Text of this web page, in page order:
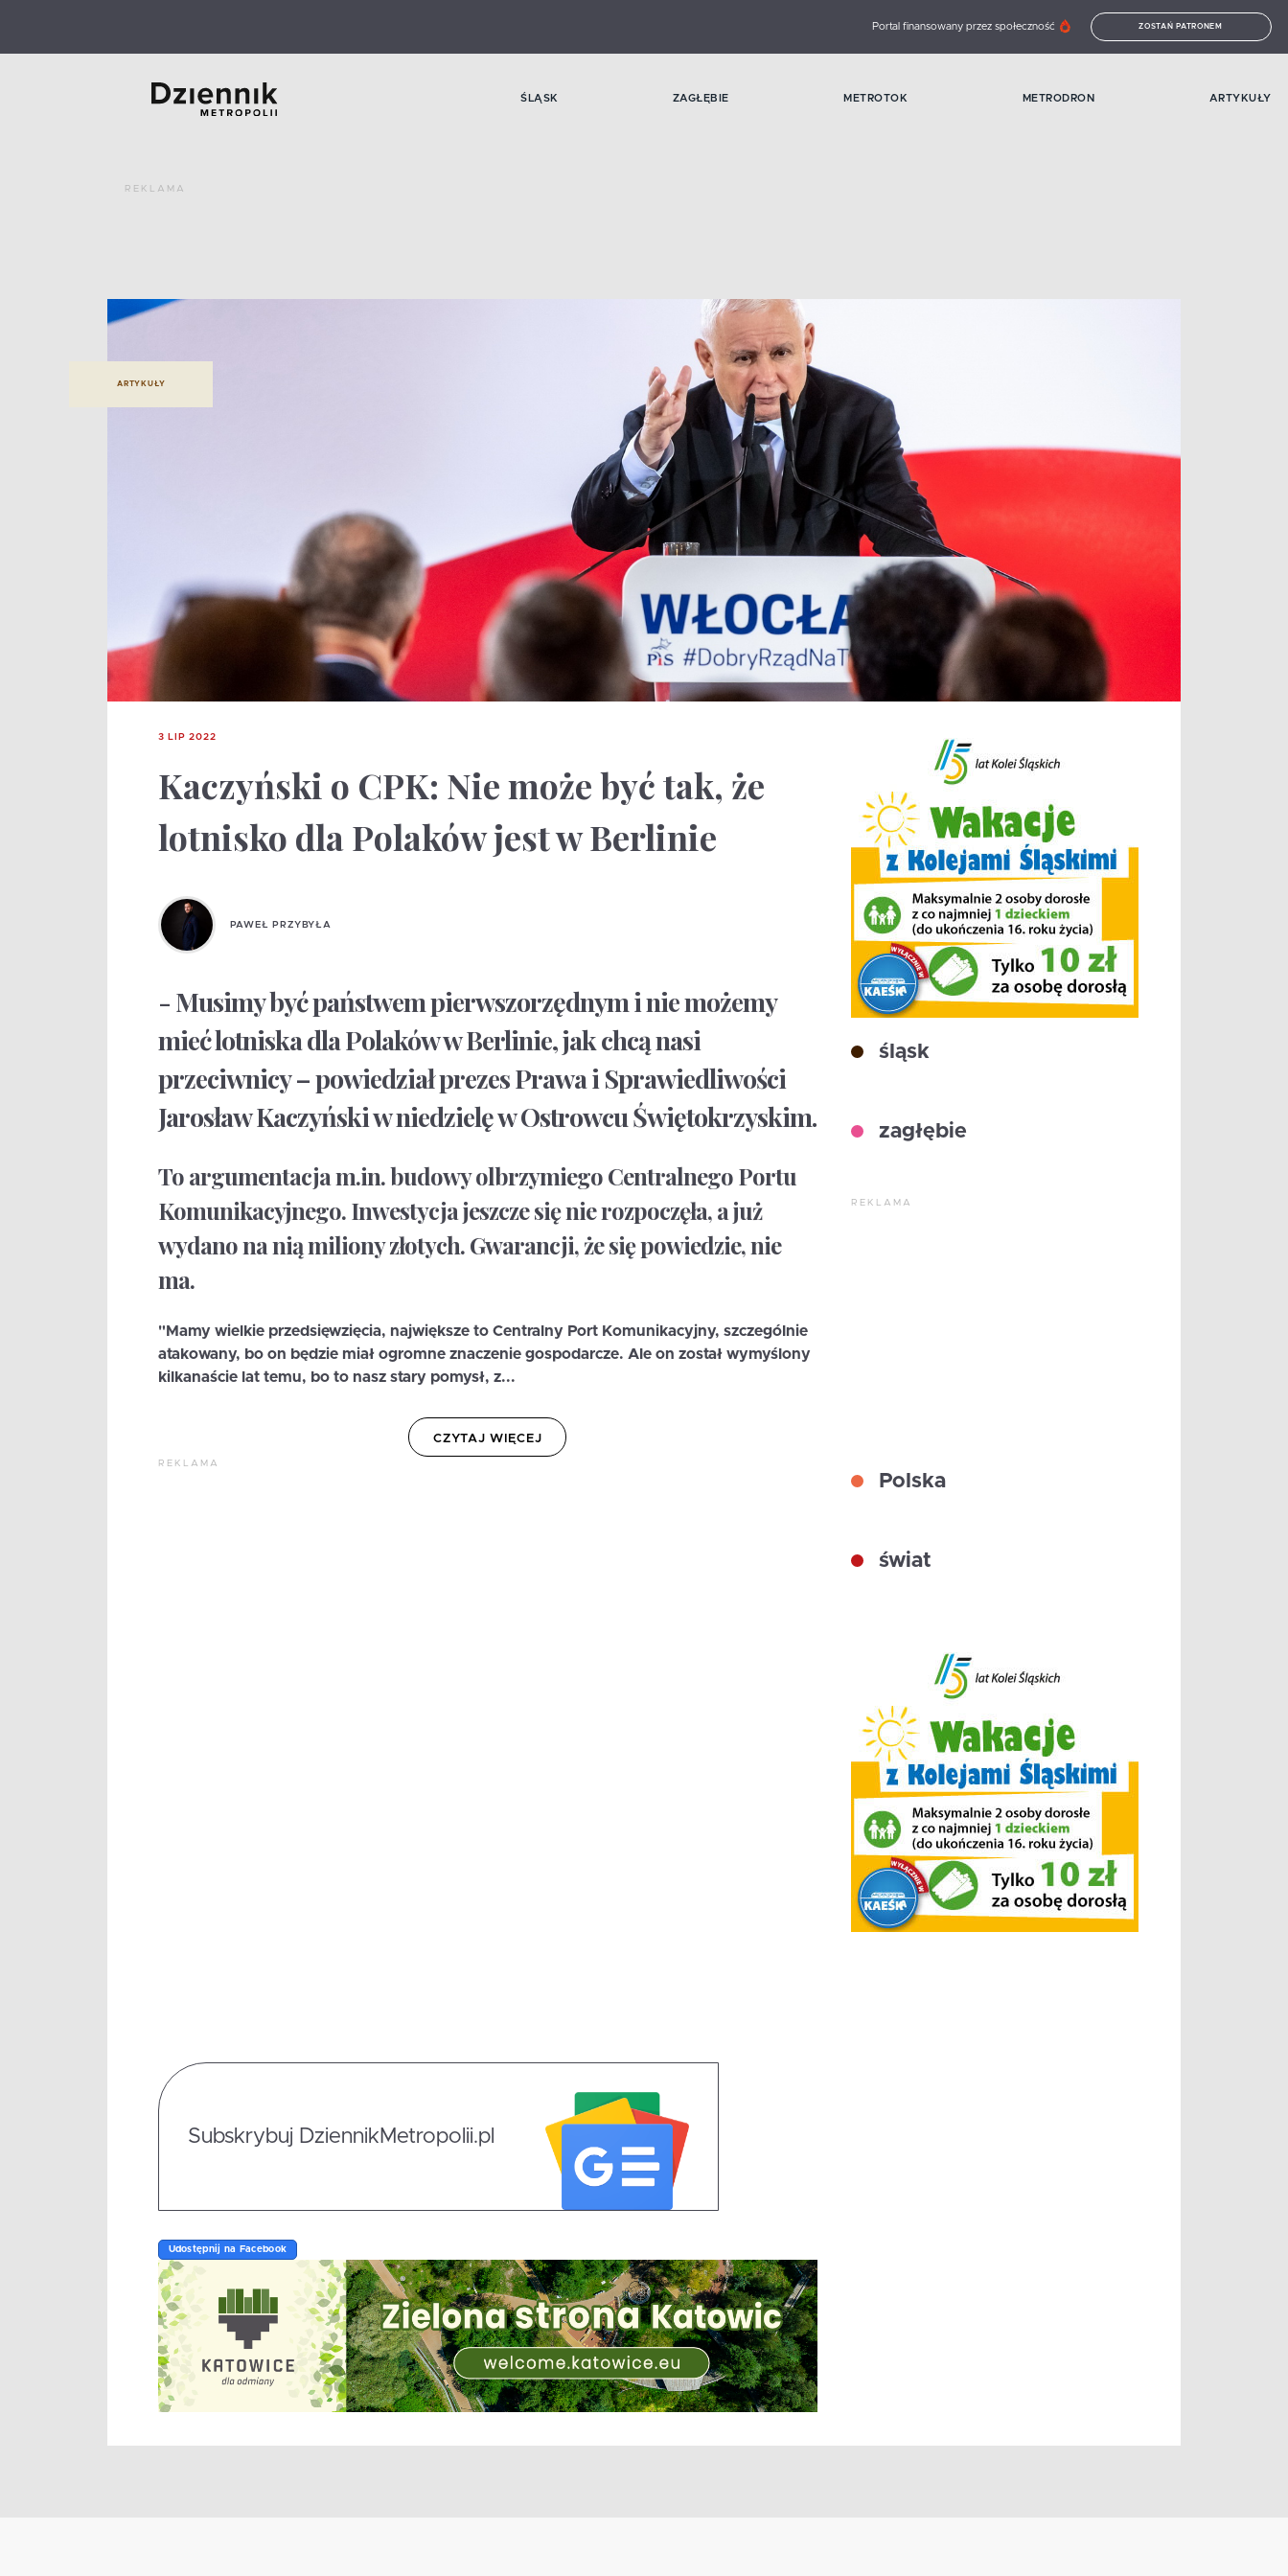
Portal finansowany przez społeczność ZOSTAŃ PATRONEM
ŚLĄSK ZAGŁĘBIE METROTOK METRODRON ARTYKUŁY
REKLAMA
ARTYKUŁY
3 LIP 2022
Kaczyński o CPK: Nie może być tak, że
lotnisko dla Polaków jest w Berlinie
PAWEŁ PRZYBYŁA
- Musimy być państwem pierwszorzędnym i nie możemy
mieć lotniska dla Polaków w Berlinie, jak chcą nasi
przeciwnicy – powiedział prezes Prawa i Sprawiedliwości
Jarosław Kaczyński w niedzielę w Ostrowcu Świętokrzyskim.
To argumentacja m.in. budowy olbrzymiego Centralnego Portu
Komunikacyjnego. Inwestycja jeszcze się nie rozpoczęła, a już
wydano na nią miliony złotych. Gwarancji, że się powiedzie, nie
ma.
"Mamy wielkie przedsięwzięcia, największe to Centralny Port Komunikacyjny, szczególnie
atakowany, bo on będzie miał ogromne znaczenie gospodarcze. Ale on został wymyślony
kilkanaście lat temu, bo to nasz stary pomysł, z...
CZYTAJ WIĘCEJ
REKLAMA
Subskrybuj DziennikMetropolii.pl
Udostępnij na Facebook
śląsk
zagłębie
REKLAMA
Polska
świat